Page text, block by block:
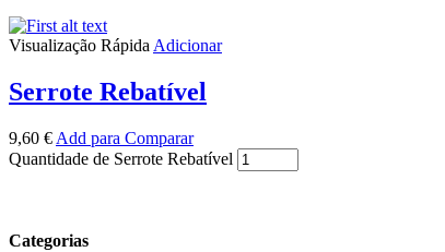
Visualização Rápida Adicionar
Serrote Rebatível
9,60 € Add para Comparar
Quantidade de Serrote Rebatível
Categorias